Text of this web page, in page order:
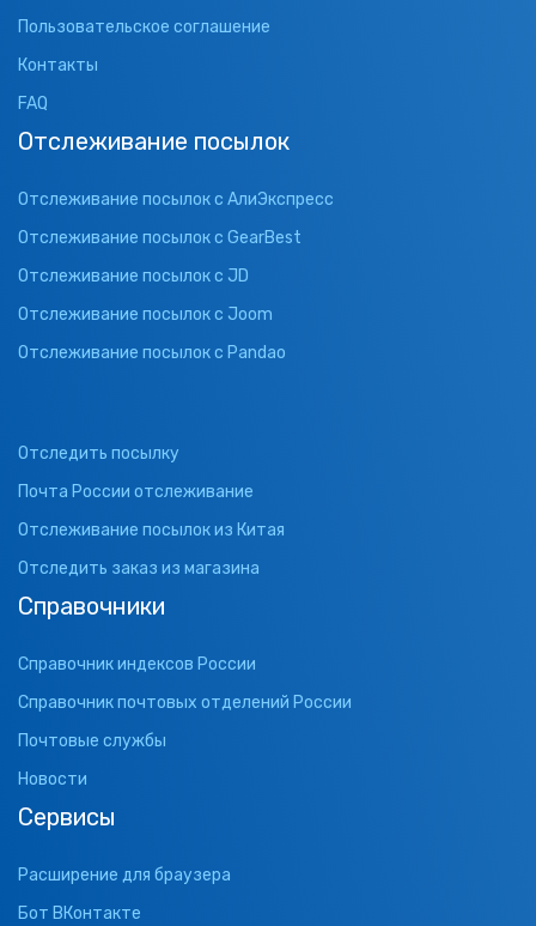
Пользовательское соглашение
Контакты
FAQ
Отслеживание посылок
Отслеживание посылок с АлиЭкспресс
Отслеживание посылок с GearBest
Отслеживание посылок с JD
Отслеживание посылок с Joom
Отслеживание посылок с Pandao
Отследить посылку
Почта России отслеживание
Отслеживание посылок из Китая
Отследить заказ из магазина
Справочники
Справочник индексов России
Справочник почтовых отделений России
Почтовые службы
Новости
Сервисы
Расширение для браузера
Бот ВКонтакте